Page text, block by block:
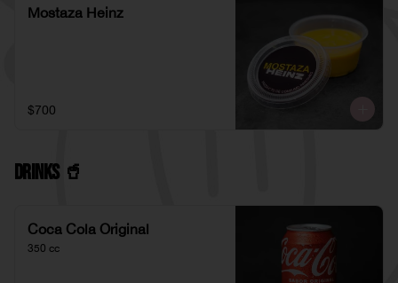
Mostaza Heinz
$700
Drinks 🥤
Coca Cola Original
350 cc